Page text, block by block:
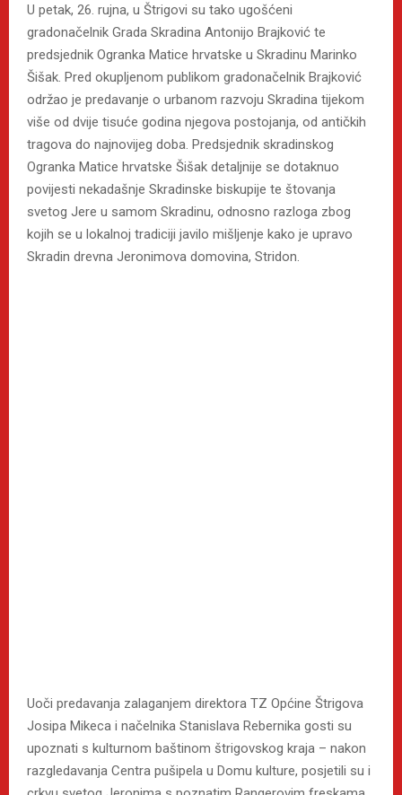
U petak, 26. rujna, u Štrigovi su tako ugošćeni
gradonačelnik Grada Skradina Antonijo Brajković te
predsjednik Ogranka Matice hrvatske u Skradinu Marinko
Šišak. Pred okupljenom publikom gradonačelnik Brajković
održao je predavanje o urbanom razvoju Skradina tijekom
više od dvije tisuće godina njegova postojanja, od antičkih
tragova do najnovijeg doba. Predsjednik skradinskog
Ogranka Matice hrvatske Šišak detaljnije se dotaknuo
povijesti nekadašnje Skradinske biskupije te štovanja
svetog Jere u samom Skradinu, odnosno razloga zbog
kojih se u lokalnoj tradiciji javilo mišljenje kako je upravo
Skradin drevna Jeronimova domovina, Stridon.
Uoči predavanja zalaganjem direktora TZ Općine Štrigova
Josipa Mikeca i načelnika Stanislava Rebernika gosti su
upoznati s kulturnom baštinom štrigovskog kraja – nakon
razgledavanja Centra pušipela u Domu kulture, posjetili su i